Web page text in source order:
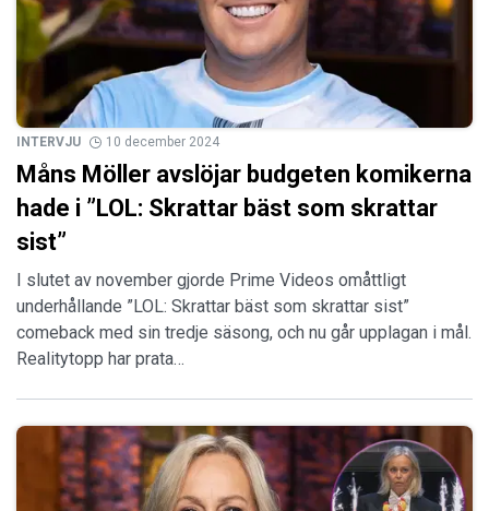
INTERVJU 10 december 2024
Måns Möller avslöjar budgeten komikerna
hade i ”LOL: Skrattar bäst som skrattar
sist”
I slutet av november gjorde Prime Videos omåttligt
underhållande ”LOL: Skrattar bäst som skrattar sist”
comeback med sin tredje säsong, och nu går upplagan i mål.
Realitytopp har prata…